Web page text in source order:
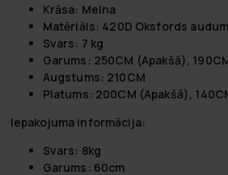
Krāsa: Melna
Matēriāls: 420D Oksfords
Svars: 7 kg
Garums: 250CM (Apakšā),
Augstums: 210CM
Platums: 200CM (Apakšā),
Iepakojuma informācija:
Svars: 8kg
Garums: 60cm